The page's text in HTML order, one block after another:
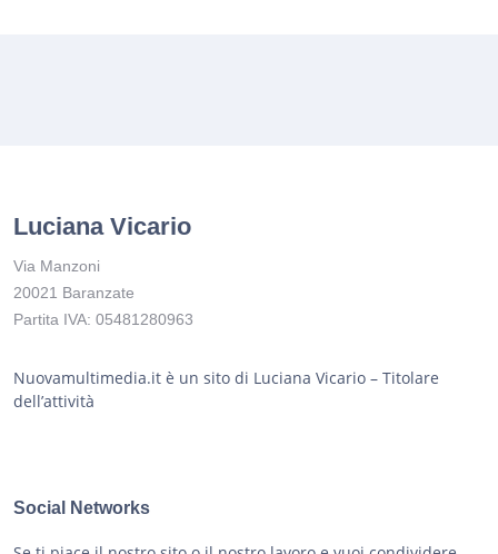
Luciana Vicario
Via Manzoni
20021 Baranzate
Partita IVA: 05481280963
Nuovamultimedia.it è un sito di Luciana Vicario – Titolare
dell’attività
Social Networks